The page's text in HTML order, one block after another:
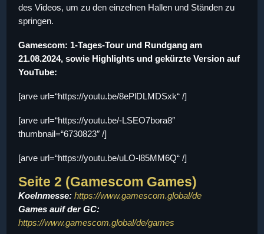
des Videos, um zu den einzelnen Hallen und Ständen zu
springen.
Gamescom: 1-Tages-Tour und Rundgang am
21.08.2024, sowie Highlights und gekürzte Version auf
YouTube:
[arve url=“https://youtu.be/8ePlDLMDSxk“ /]
[arve url=“https://youtu.be/-LSEO7bora8″
thumbnail=“6730823″ /]
[arve url=“https://youtu.be/uLO-l85MM6Q“ /]
Seite 2 (Gamescom Games)
Koelnmesse: https://www.gamescom.global/de
Games auif der GC:
https://www.gamescom.global/de/games